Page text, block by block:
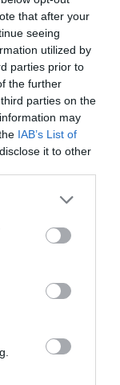
that after your
seeing
utilized by
parties prior to
the further
parties on the
may
IAB’s List of
it to other